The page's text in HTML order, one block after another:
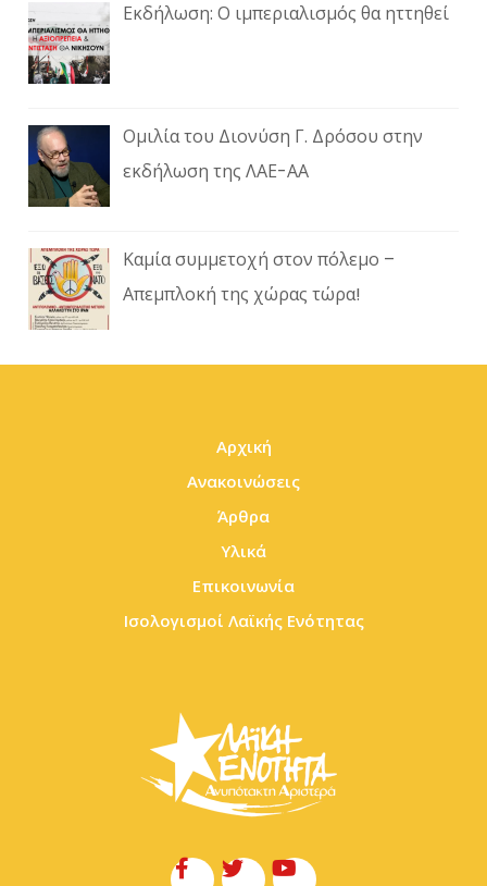
Εκδήλωση: Ο ιμπεριαλισμός θα ηττηθεί
Ομιλία του Διονύση Γ. Δρόσου στην
εκδήλωση της ΛΑΕ-ΑΑ
Καμία συμμετοχή στον πόλεμο –
Απεμπλοκή της χώρας τώρα!
Αρχική
Ανακοινώσεις
Άρθρα
Υλικά
Επικοινωνία
Ισολογισμοί Λαϊκής Ενότητας